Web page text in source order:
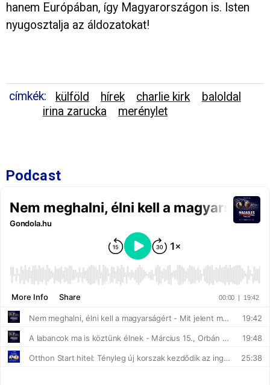
hanem Európában, így Magyarországon is. Isten
nyugosztalja az áldozatokat!
címkék: külföld hírek charlie kirk
baloldal
irina zarucka
merénylet
Podcast